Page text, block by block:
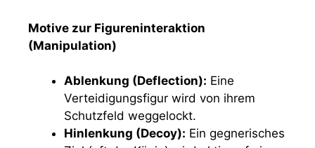
Motive zur Figureninteraktion
(Manipulation)
Ablenkung (Deflection): Eine
Verteidigungsfigur wird von ihrem
Schutzfeld weggelockt.
Hinlenkung (Decoy): Ein gegnerisches